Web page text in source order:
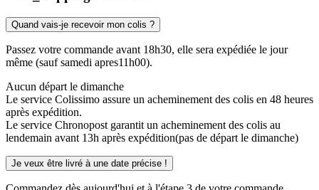
Quand vais-je recevoir mon colis ?
Passez votre commande avant 18h30, elle sera expédiée le jour
même (sauf samedi apres11h00).
Aucun départ le dimanche
Le service Colissimo assure un acheminement des colis en 48 heures
après expédition.
Le service Chronopost garantit un acheminement des colis au
lendemain avant 13h après expédition(pas de départ le dimanche)
Je veux être livré à une date précise !